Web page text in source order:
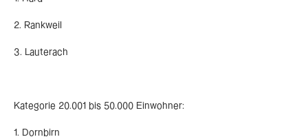
2. Rankweil
3. Lauterach
Kategorie 20.001 bis 50.000 Einwohner:
1. Dornbirn